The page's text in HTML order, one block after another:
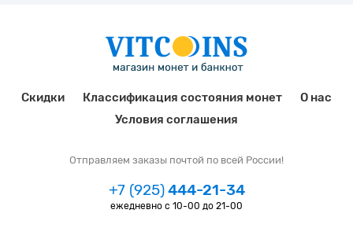
Скидки Классификация состояния монет
О нас
Условия соглашения
Отправляем заказы почтой по всей России!
+7 (925)444-21-34
ежедневно с 10-00 до 21-00